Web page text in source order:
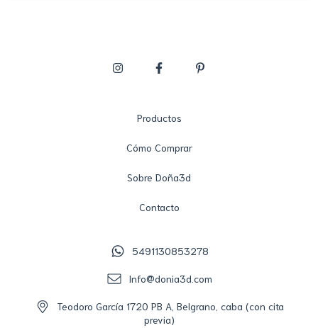
Productos
Cómo Comprar
Sobre Doña3d
Contacto
5491130853278
Info@donia3d.com
Teodoro García 1720 PB A, Belgrano, caba (con cita
previa)